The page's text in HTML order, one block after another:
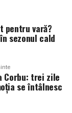
imprevizibila,
urbane,
pregatita
siguranta si
drum.
extrem de
pentru vară?
sezonul cald
Corbu: trei zile
se întâlnesc